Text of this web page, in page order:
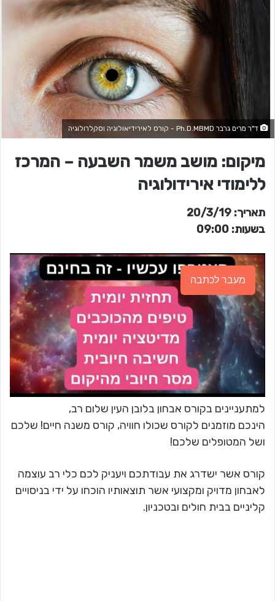
ד"ר מרים גרבר Ph.D.MBMD - קורס לאירידיאולוגיה וסקלרולוגיה
מיקום: מושב משמר השבעה – המרכז
ללימודי אירידולוגיה
תאריך: 20/3/19
בשעות: 09:00
מעבר לכתבה
למתעניינים בקורס אבחון בלובן העין שלום רב,
הינכם מוזמנים לקורס שכולו חוויה, קורס משנה חיים! שלכם
ושל המטופלים שלכם!
קורס אשר ישדרג את עבודתכם ויעניק לכם כלי רב עוצמה
לאבחון מדויק ומקצועי אשר תוצאותיו הוכחו על ידי בניסויים
קליניים בבית חולים ובטכניון.